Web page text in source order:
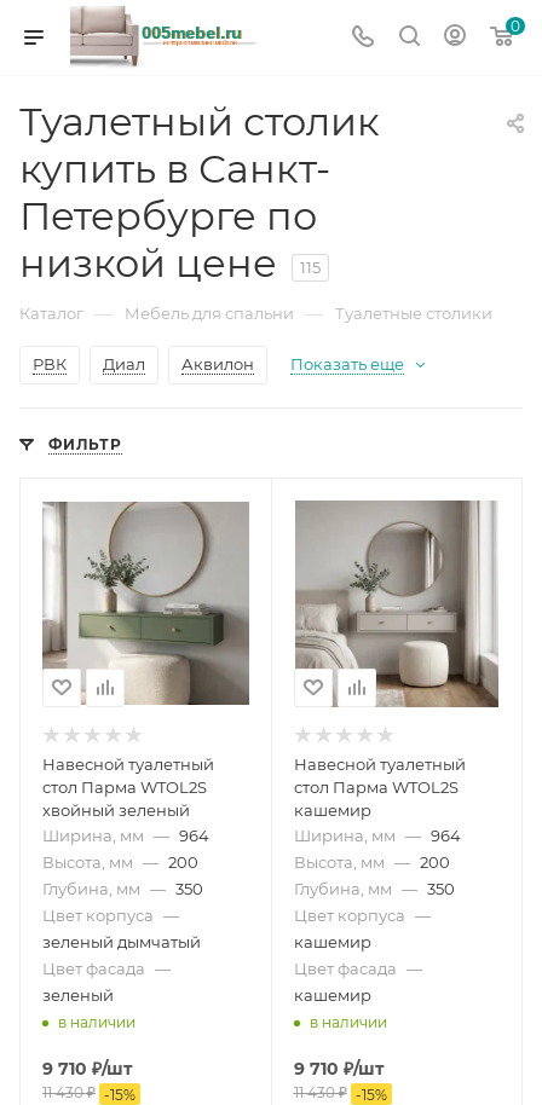
0
Туалетный столик
купить в Санкт-
Петербурге по
низкой цене
115
Каталог — Мебель для спальни — Туалетные столики
РВК Диал Аквилон Показать еще
ФИЛЬТР
Навесной туалетный
стол Парма WTOL2S
хвойный зеленый
Ширина, мм — 964
Высота, мм — 200
Глубина, мм — 350
Цвет корпуса —
зеленый дымчатый
Цвет фасада —
зеленый
в наличии
9 710 ₽/шт
11 430₽ -15%
Навесной туалетный
стол Парма WTOL2S
кашемир
Ширина, мм — 964
Высота, мм — 200
Глубина, мм — 350
Цвет корпуса —
кашемир
Цвет фасада —
кашемир
в наличии
9 710 ₽/шт
11 430₽ -15%